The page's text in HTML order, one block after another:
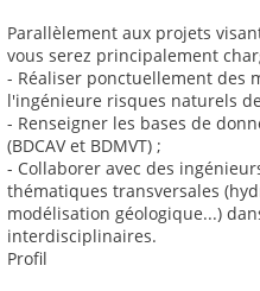
Parallèlement aux projets
vous serez principalement
- Réaliser ponctuellement des
l'ingénieure risques naturels
- Renseigner les bases de
(BDCAV et BDMVT) ;
- Collaborer avec des
thématiques transversales
modélisation géologique...)
interdisciplinaires.
Profil